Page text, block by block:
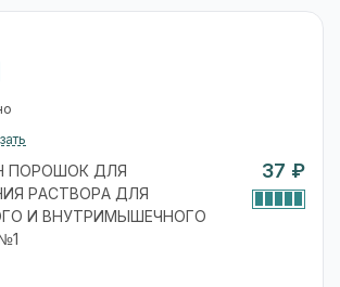
ПОРОШОК ДЛЯ
РАСТВОРА ДЛЯ
И ВНУТРИМЫШЕЧНОГО
37 ₽